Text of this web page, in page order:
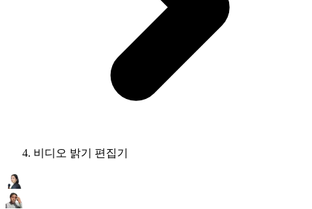
비디오 밝기 편집기